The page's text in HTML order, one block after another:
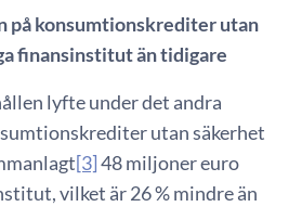
på konsumtionskrediter utan
finansinstitut än tidigare
lyfte under det andra
utan säkerhet
[3]48 miljoner euro
vilket är 26 % mindre än